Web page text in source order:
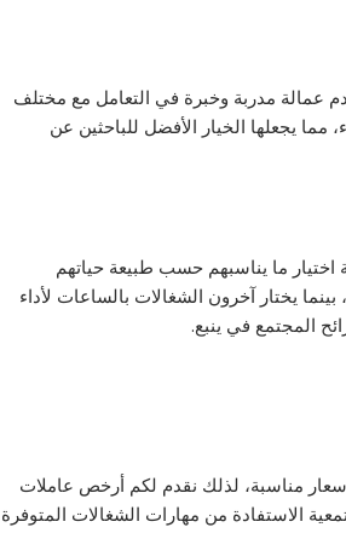
عمالة مدربة وخبرة في التعامل مع مختلف
مما يجعلها الخيار الأفضل للباحثين عن
اختيار ما يناسبهم حسب طبيعة حياتهم
يختار آخرون الشغالات بالساعات لأداء
المجتمع في ينبع.
مناسبة، لذلك نقدم لكم أرخص عاملات
الاستفادة من مهارات الشغالات المتوفرة